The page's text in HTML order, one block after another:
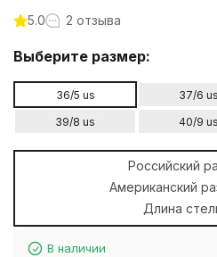
5.0 2 отзыва
Выберите размер:
36/5 us 37/6 us
39/8 us
40/9 us
Российский
Американский
Длина
В наличии